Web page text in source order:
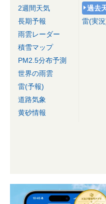
2週間天気
長期予報
雨雲レーダー
積雪マップ
PM2.5分布予測
世界の雨雲
雷(予報)
道路気象
黄砂情報
過去
雷(実